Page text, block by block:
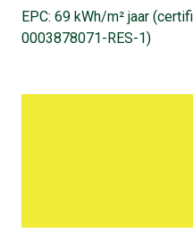
EPC: 69 kWh/m² jaar
0003878071-RES-1)